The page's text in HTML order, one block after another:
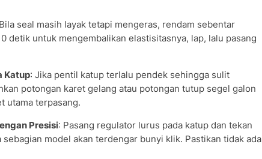
seal masih layak tetapi mengeras, rendam sebentar
detik untuk mengembalikan elastisitasnya, lap, lalu pasang
Katup: Jika pentil katup terlalu pendek sehingga sulit
potongan karet gelang atau potongan tutup segel galon
utama terpasang.
Presisi: Pasang regulator lurus pada katup dan tekan
model akan terdengar bunyi klik. Pastikan tidak ada